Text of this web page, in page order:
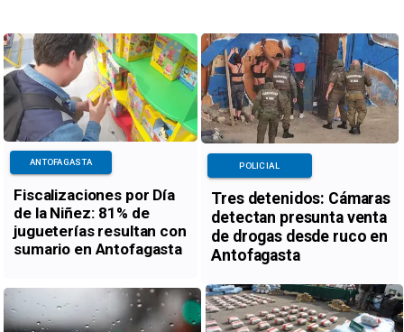
Fiscalizaciones por Día
de la Niñez: 81% de
jugueterías resultan con
sumario en Antofagasta
ANTOFAGASTA
Tres detenidos: Cámaras
detectan presunta venta
de drogas desde ruco en
Antofagasta
POLICIAL